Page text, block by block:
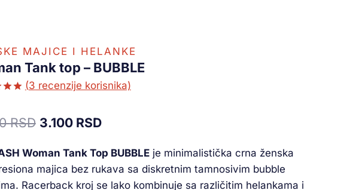
MAJICE I HELANKE
Tank top – BUBBLE
(3 recenzije korisnika)
RSD 3.100 RSD
Woman Tank Top BUBBLEje minimalistička crna ženska
majica bez rukava sa diskretnim tamnosivim bubble
Racerback kroj se lako kombinuje sa različitim helankama i